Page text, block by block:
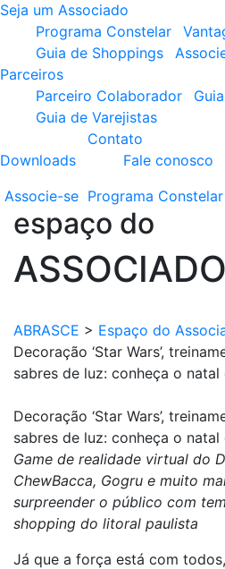
Seja um Associado
Programa Constelar
Guia de Shoppings
Parceiros
Parceiro Colaborador
Guia de Varejistas
Downloads
Contato
Fale conosco
Associe-se Programa Constelar
espaço do
ASSOCIADO
ABRASCE > Espaço do
Decoração ‘Star Wars’,
sabres de luz: conheça o
Decoração ‘Star Wars’,
sabres de luz: conheça o
Game de realidade virtual do
ChewBacca, Gogru e muito
surpreender o público com
shopping do litoral paulista
Já que a força está com